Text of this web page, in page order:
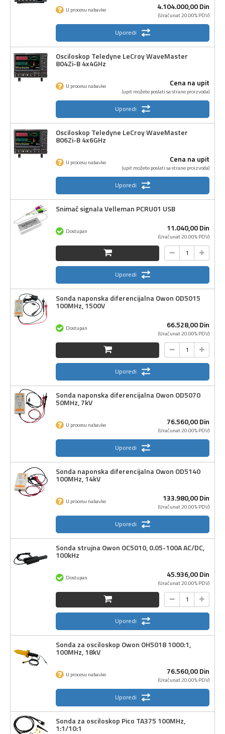
4.104.000,00Din
(Uračunat 20.00% PDV)
U procesu nabavke
Uporedi
Osciloskop Teledyne LeCroy WaveMaster
804Zi-B 4x4GHz
Cena na upit
(upit možete poslati sa strane proizvoda)
U procesu nabavke
Uporedi
Osciloskop Teledyne LeCroy WaveMaster
806Zi-B 4x6GHz
Cena na upit
(upit možete poslati sa strane proizvoda)
U procesu nabavke
Uporedi
Snimač signala Velleman PCRU01 USB
11.040,00Din
(Uračunat 20.00% PDV)
Dostupan
Uporedi
Sonda naponska diferencijalna Owon OD5015
100MHz, 1500V
66.528,00Din
(Uračunat 20.00% PDV)
Dostupan
Uporedi
Sonda naponska diferencijalna Owon OD5070
50MHz, 7kV
76.560,00Din
(Uračunat 20.00% PDV)
U procesu nabavke
Uporedi
Sonda naponska diferencijalna Owon OD5140
100MHz, 14kV
133.980,00Din
(Uračunat 20.00% PDV)
U procesu nabavke
Uporedi
Sonda strujna Owon OC5010, 0.05-100A AC/DC,
100kHz
45.936,00Din
(Uračunat 20.00% PDV)
Dostupan
Uporedi
Sonda za osciloskop Owon OH5018 1000:1,
100MHz, 18kV
76.560,00Din
(Uračunat 20.00% PDV)
U procesu nabavke
Uporedi
Sonda za osciloskop Pico TA375 100MHz,
1:1/10:1